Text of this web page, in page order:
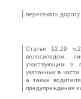
пересекать
Статья 12.29
велосипедом,
участвующим в
указанных в
а также
предупреждения